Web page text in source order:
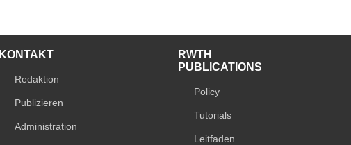
KONTAKT
Redaktion
Publizieren
Administration
RWTH
PUBLICATIONS
Policy
Tutorials
Leitfaden